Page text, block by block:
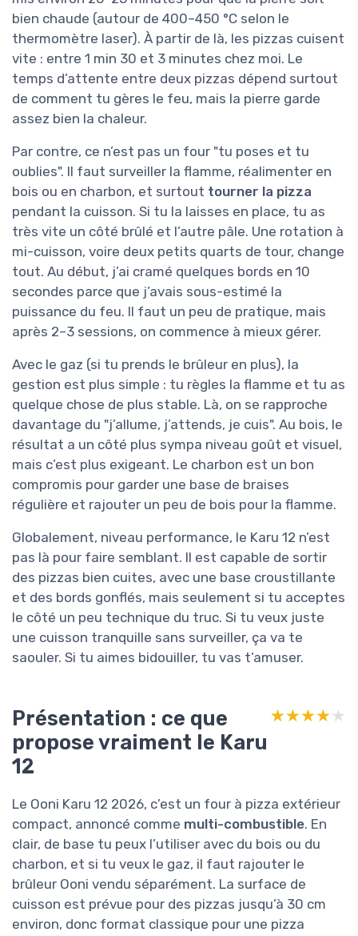
bien chaude (autour de 400–450 °C selon le
thermomètre laser). À partir de là, les pizzas cuisent
vite : entre 1 min 30 et 3 minutes chez moi. Le
temps d’attente entre deux pizzas dépend surtout
de comment tu gères le feu, mais la pierre garde
assez bien la chaleur.
Par contre, ce n’est pas un four "tu poses et tu
oublies". Il faut surveiller la flamme, réalimenter en
bois ou en charbon, et surtout tourner la pizza
pendant la cuisson. Si tu la laisses en place, tu as
très vite un côté brûlé et l’autre pâle. Une rotation à
mi-cuisson, voire deux petits quarts de tour, change
tout. Au début, j’ai cramé quelques bords en 10
secondes parce que j’avais sous-estimé la
puissance du feu. Il faut un peu de pratique, mais
après 2–3 sessions, on commence à mieux gérer.
Avec le gaz (si tu prends le brûleur en plus), la
gestion est plus simple : tu règles la flamme et tu as
quelque chose de plus stable. Là, on se rapproche
davantage du "j’allume, j’attends, je cuis". Au bois, le
résultat a un côté plus sympa niveau goût et visuel,
mais c’est plus exigeant. Le charbon est un bon
compromis pour garder une base de braises
régulière et rajouter un peu de bois pour la flamme.
Globalement, niveau performance, le Karu 12 n’est
pas là pour faire semblant. Il est capable de sortir
des pizzas bien cuites, avec une base croustillante
et des bords gonflés, mais seulement si tu acceptes
le côté un peu technique du truc. Si tu veux juste
une cuisson tranquille sans surveiller, ça va te
saouler. Si tu aimes bidouiller, tu vas t’amuser.
Présentation : ce que
propose vraiment le Karu
12
★★★★★
★★★★★
Le Ooni Karu 12 2026, c’est un four à pizza extérieur
compact, annoncé comme multi-combustible. En
clair, de base tu peux l’utiliser avec du bois ou du
charbon, et si tu veux le gaz, il faut rajouter le
brûleur Ooni vendu séparément. La surface de
cuisson est prévue pour des pizzas jusqu’à 30 cm
environ, donc format classique pour une pizza